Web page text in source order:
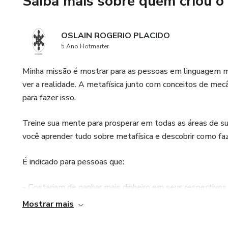
Progresso Profissional e
Mentoria Doders Titanium e
OSLAIN ROGERIO PLACIDO
5 Ano Hotmarter
Minha missão é mostrar para as pessoas em
ver a realidade. A metafísica junto com conceitos de
para fazer isso.
Treine sua mente para prosperar em todas as áreas de
você aprender tudo sobre metafísica e descobrir como
É indicado para pessoas que:
- Gostariam de ganhar mais dinheiro em seus
Mostrar mais